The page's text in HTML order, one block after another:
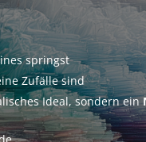
springst
Zufälle sind
Ideal, sondern ein